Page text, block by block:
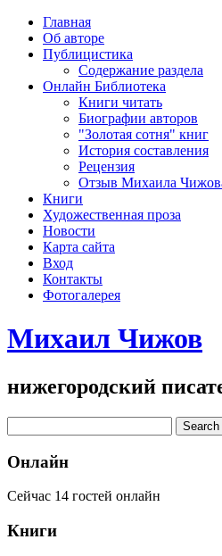
Главная
Об авторе
Публицистика
Содержание раздела
Онлайн Библиотека
Книги читать
Биографии авторов
"Золотая сотня" книг
История составления
Рецензия
Отзыв Михаила
Книги
Художественная проза
Новости
Карта сайта
Вход
Контакты
Фотогалерея
Михаил Чижов
нижегородский
Онлайн
Сейчас 14 гостей онлайн
Книги